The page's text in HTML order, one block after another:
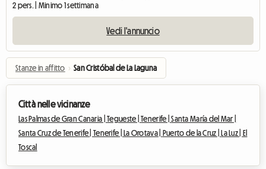
2 pers. | Minimo 1 settimana
Vedi l'annuncio
Stanze in affitto › San Cristóbal de La Laguna
Città nelle vicinanze
Las Palmas de Gran Canaria |Tegueste |Tenerife |Santa María del Mar |
Santa Cruz de Tenerife | Tenerife | La Orotava | Puerto de la Cruz | La Luz |
El
Toscal